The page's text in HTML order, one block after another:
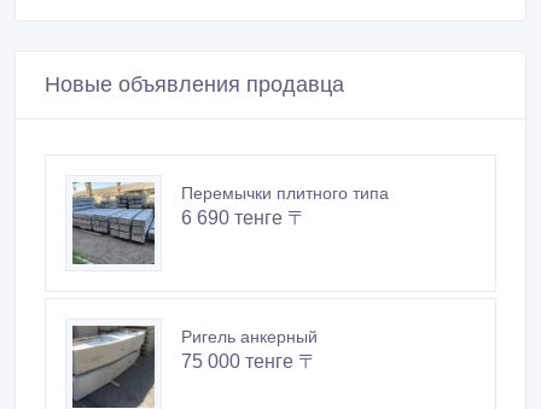
Новые объявления продавца
Перемычки плитного типа
6 690 тенге 〒
Ригель анкерный
75 000 тенге 〒